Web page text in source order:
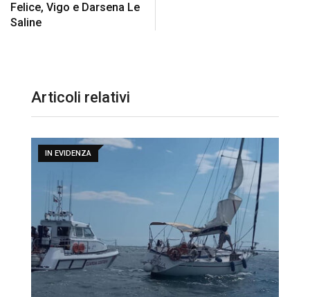
Felice, Vigo e Darsena Le
Saline
Articoli relativi
IN EVIDENZA